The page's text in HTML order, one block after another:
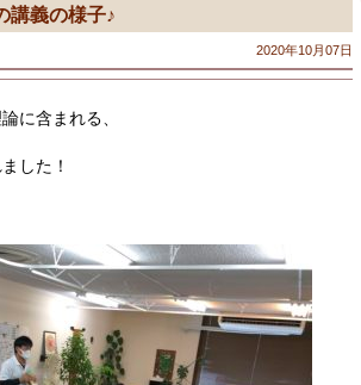
講義の様子♪
2020年10月07日
に含まれる、
した！